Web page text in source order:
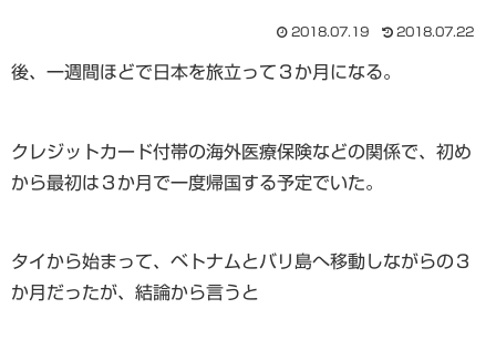
2018.07.19 2018.07.22
後、一週間ほどで日本を旅立って３か月になる。
クレジットカード付帯の海外医療保険などの関係で、初め
から最初は３か月で一度帰国する予定でいた。
タイから始まって、ベトナムとバリ島へ移動しながらの３
か月だったが、結論から言うと